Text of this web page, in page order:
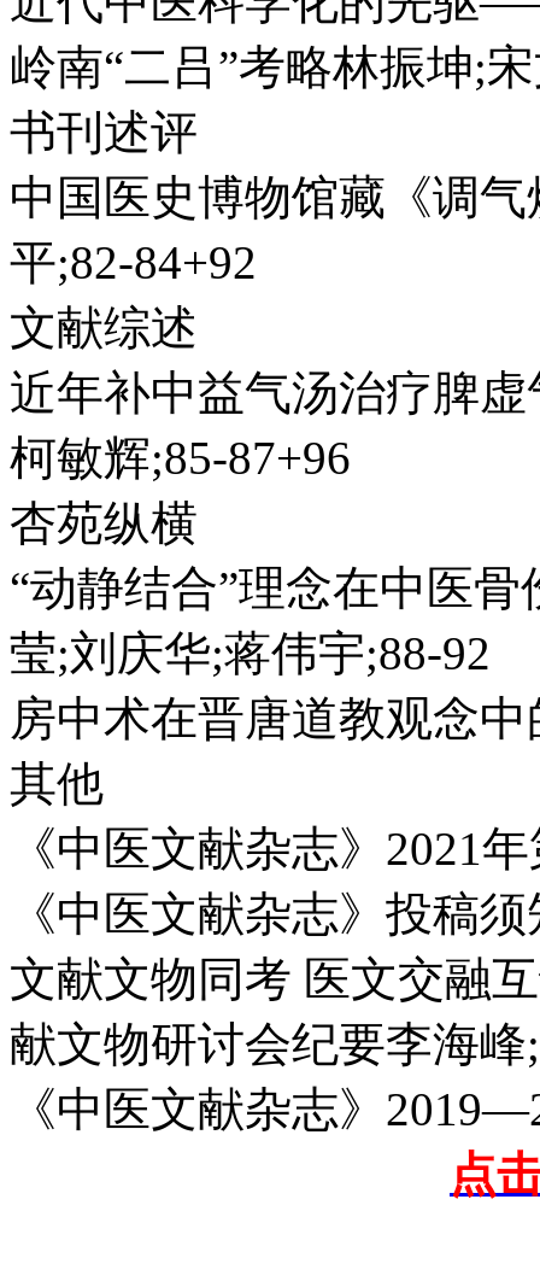
岭南“二吕”考略林振坤;
书刊述评
中国医史博物馆藏《调
平;82-84+92
文献综述
近年补中益气汤治疗脾
柯敏辉;85-87+96
杏苑纵横
“动静结合”理念在中医
莹;刘庆华;蒋伟宇;88-92
房中术在晋唐道教观念
其他
《中医文献杂志》2021
《中医文献杂志》投稿
文献文物同考 医文交融
献文物研讨会纪要李海峰
《中医文献杂志》
点